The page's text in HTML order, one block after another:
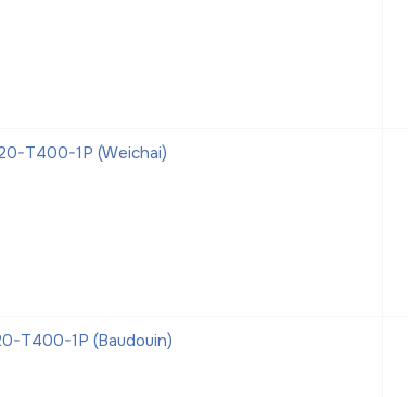
Т400-1Р (Weichai)
Т400-1Р (Baudouin)